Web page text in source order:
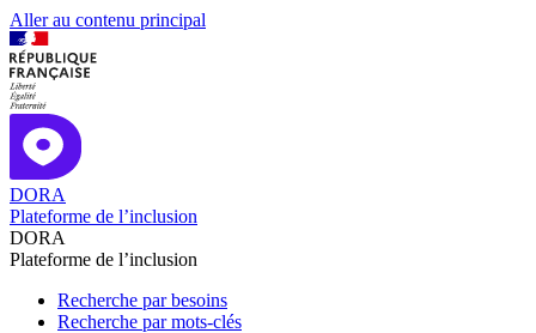
Aller au contenu principal
DORA
Plateforme de l’inclusion
DORA
Plateforme de l’inclusion
Recherche par besoins
Recherche par mots-clés